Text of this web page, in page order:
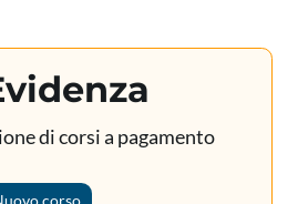
di corsi a pagamento